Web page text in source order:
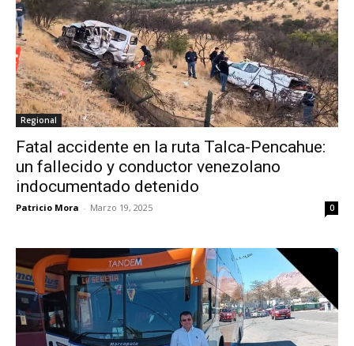
Regional
Fatal accidente en la ruta Talca-Pencahue:
un fallecido y conductor venezolano
indocumentado detenido
Patricio Mora - Marzo 19, 2025 0